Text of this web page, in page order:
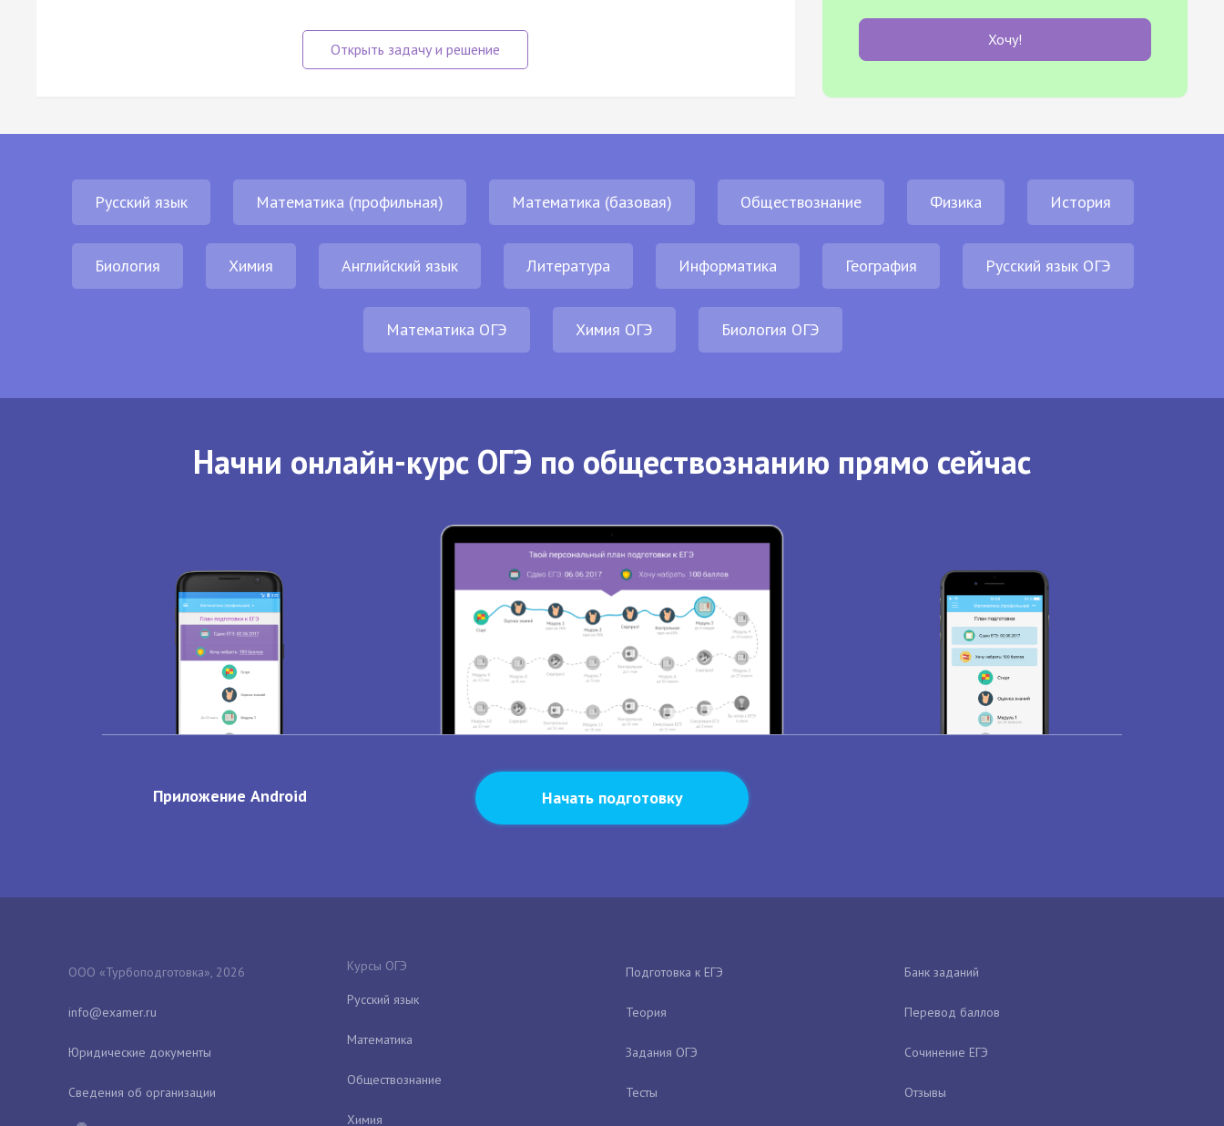
Хочу!
Русский язык Математика (профильная) Математика (базовая) Обществознание Физика История
Биология Химия Английский язык Литература Информатика География Русский язык ОГЭ
Математика ОГЭ Химия ОГЭ Биология ОГЭ
Начни онлайн-курс ОГЭ по обществознанию прямо сейчас
Приложение Android Начать подготовку
ООО «Турбоподготовка», 2026
Юридические документы
Сведения об организации
Курсы ОГЭ
Русский язык
Математика
Обществознание
Химия
Подготовка к ЕГЭ
Теория
Задания ОГЭ
Тесты
Банк заданий
Перевод баллов
Сочинение ЕГЭ
Отзывы